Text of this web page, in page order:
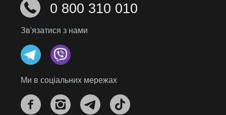
0 800 310 010
Зв'язатися з нами
Ми в соціальних мережах